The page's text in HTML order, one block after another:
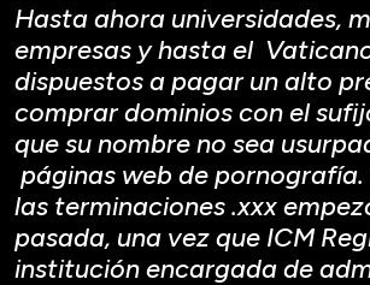
Hasta ahora universidades,
empresas y hasta el
dispuestos a pagar un alto
comprar dominios con el
que su nombre no sea
páginas web de
las terminaciones .xxx
pasada, una vez que ICM
institución encargada de